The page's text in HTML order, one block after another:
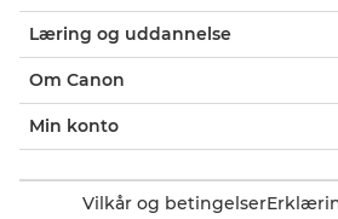
Læring og uddannelse
Om Canon
Min konto
Vilkår og betingelser